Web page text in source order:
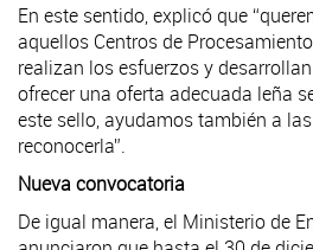
En este sentido, explicó que
aquellos Centros de
realizan los esfuerzos y
ofrecer una oferta adecuada leña
este sello, ayudamos también a
reconocerla”.
Nueva convocatoria
De igual manera, el Ministerio de